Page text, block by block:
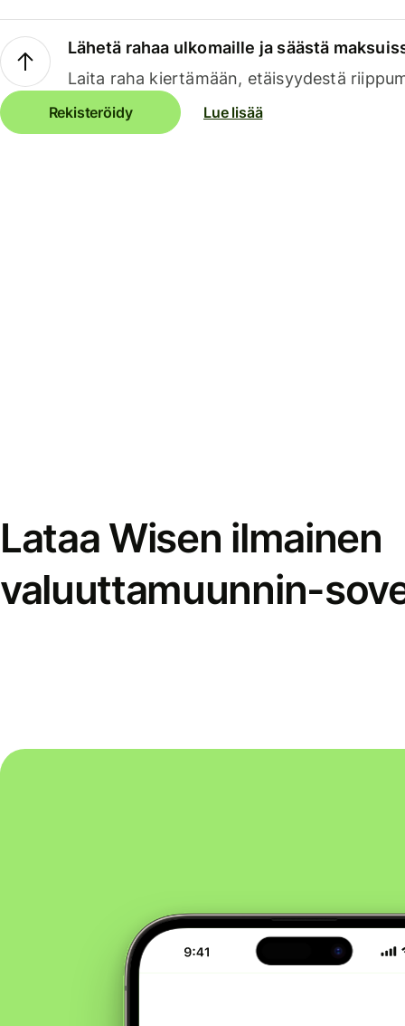
Lähetä rahaa ulkomaille ja säästä
Laita raha kiertämään, etäisyydestä
Rekisteröidy Lue lisää
Lataa Wisen ilmainen
valuuttamuunnin-